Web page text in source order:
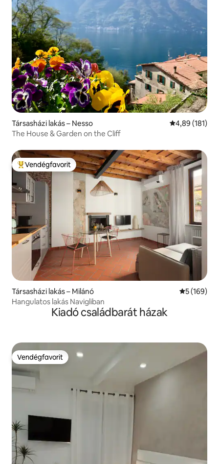
Társasházi lakás – Nesso Átlagos
4,89 (181)
The House & Garden on the Cliff
Kiemelt vendégfavorit
Vendégfavorit
Társasházi lakás – Milánó Átlagos
5 (169)
Hangulatos lakás Navigliban
Kiadó családbarát házak
Vendégfavorit
Vendégfavorit